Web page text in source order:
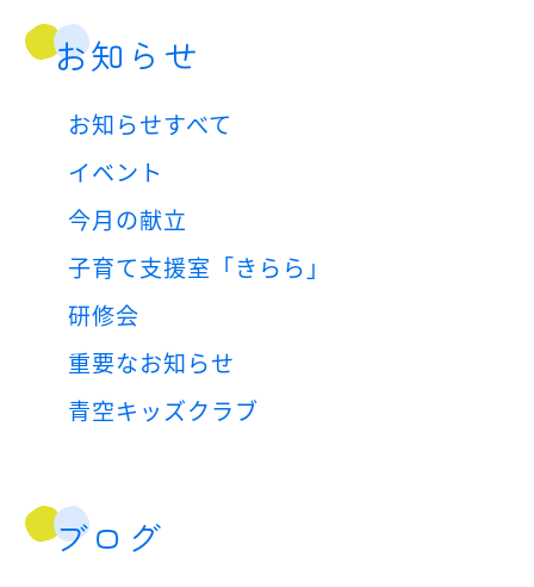
お知らせ
お知らせすべて
イベント
今月の献立
子育て支援室「きらら」
研修会
重要なお知らせ
青空キッズクラブ
ブログ